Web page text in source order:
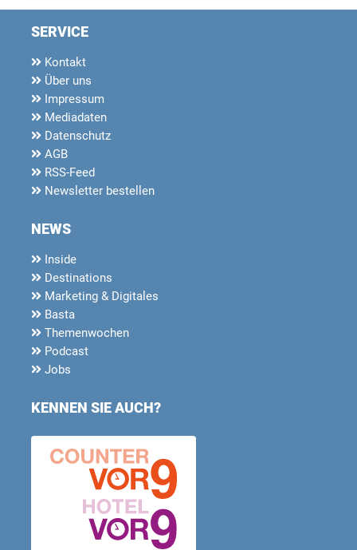
SERVICE
Kontakt
Über uns
Impressum
Mediadaten
Datenschutz
AGB
RSS-Feed
Newsletter bestellen
NEWS
Inside
Destinations
Marketing & Digitales
Basta
Themenwochen
Podcast
Jobs
KENNEN SIE AUCH?